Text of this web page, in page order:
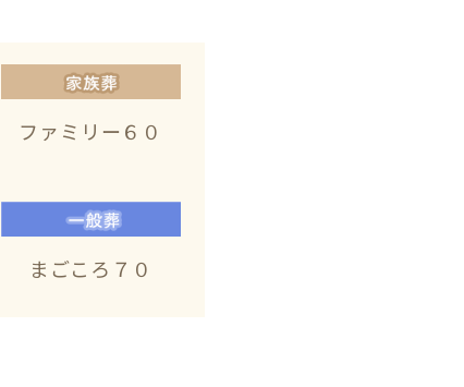
ファミリー６０
まごころ７０